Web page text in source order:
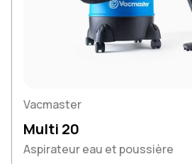
Vacmaster
Multi 20
Aspirateur eau et poussière